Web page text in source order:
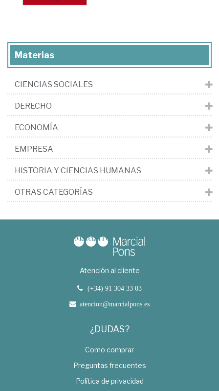
Materias
CIENCIAS SOCIALES
DERECHO
ECONOMÍA
EMPRESA
HISTORIA Y CIENCIAS HUMANAS
OTRAS CATEGORÍAS
Atención al cliente
(+34) 91 304 33 03
atencion@marcialpons.es
¿DUDAS?
Como comprar
Preguntas frecuentes
Política de privacidad